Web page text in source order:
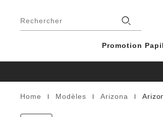
Rechercher
Promotion
Homepage
Home Modèles Arizona
Buckle
Natural
product